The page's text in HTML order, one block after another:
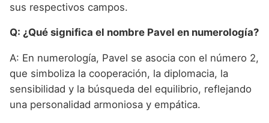
sus respectivos campos.
Q: ¿Qué significa el nombre Pavel en numerología?
A: En numerología, Pavel se asocia con el número 2,
que simboliza la cooperación, la diplomacia, la
sensibilidad y la búsqueda del equilibrio, reflejando
una personalidad armoniosa y empática.